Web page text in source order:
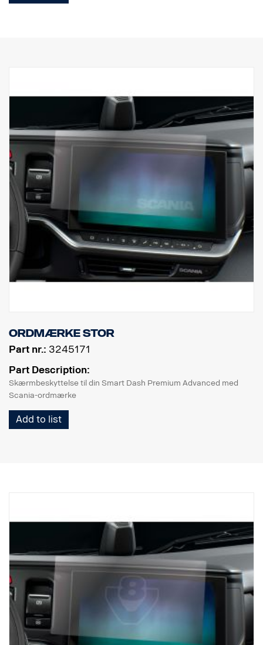
Ordmærke stor
Part nr.: 3245171
Part Description:
Skærmbeskyttelse til din Smart Dash Premium Advanced med
Scania-ordmærke
Add to list